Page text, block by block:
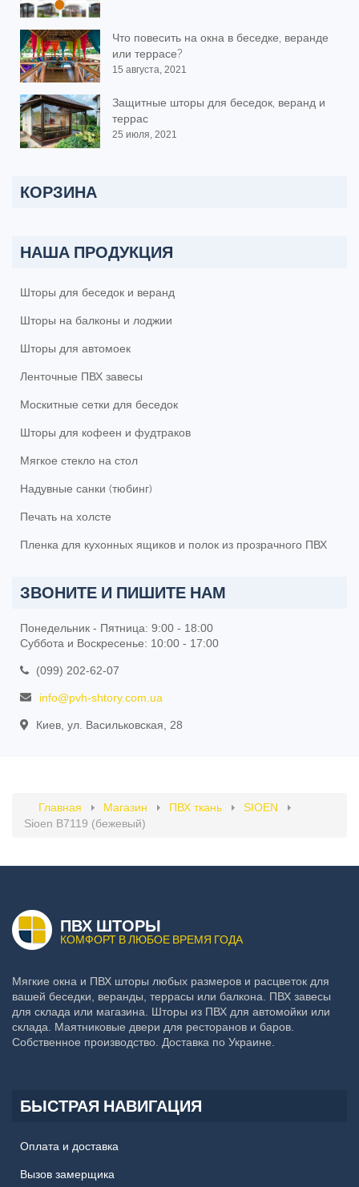
Что повесить на окна в беседке, веранде
или террасе?
15 августа, 2021
Защитные шторы для беседок, веранд и
террас
25 июля, 2021
КОРЗИНА
НАША ПРОДУКЦИЯ
Шторы для беседок и веранд
Шторы на балконы и лоджии
Шторы для автомоек
Ленточные ПВХ завесы
Москитные сетки для беседок
Шторы для кофеен и фудтраков
Мягкое стекло на стол
Надувные санки (тюбинг)
Печать на холсте
Пленка для кухонных ящиков и полок из прозрачного ПВХ
ЗВОНИТЕ И ПИШИТЕ НАМ
Понедельник - Пятница: 9:00 - 18:00
Суббота и Воскресенье: 10:00 - 17:00
(099) 202-62-07
info@pvh-shtory.com.ua
Киев, ул. Васильковская, 28
Главная Магазин ПВХ ткань
SIOEN
Sioen B7119 (бежевый)
ПВХ ШТОРЫ
КОМФОРТ В ЛЮБОЕ ВРЕМЯ ГОДА
Мягкие окна и ПВХ шторы любых размеров и расцветок для
вашей беседки, веранды, террасы или балкона. ПВХ завесы
для склада или магазина. Шторы из ПВХ для автомойки или
склада. Маятниковые двери для ресторанов и баров.
Собственное производство. Доставка по Украине.
БЫСТРАЯ НАВИГАЦИЯ
Оплата и доставка
Вызов замерщика